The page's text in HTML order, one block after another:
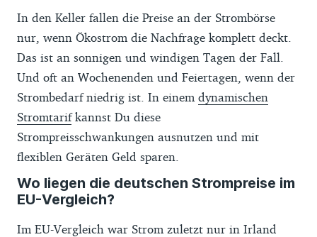
In den Keller fallen die Preise an der Strombörse
nur, wenn Ökostrom die Nachfrage komplett deckt.
Das ist an sonnigen und windigen Tagen der Fall.
Und oft an Wochenenden und Feiertagen, wenn der
Strombedarf niedrig ist. In einem dynamischen
Stromtarifkannst Du diese
Strompreisschwankungen ausnutzen und mit
flexiblen Geräten Geld sparen.
Wo liegen die deutschen Strompreise im
EU-Vergleich?
Im EU-Vergleich war Strom zuletzt nur in Irland